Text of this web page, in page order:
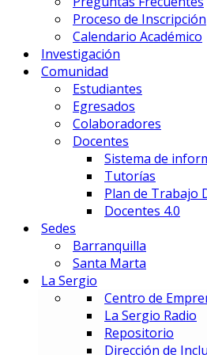
Postgrados
DIN –
Proceso de Inscripción
Calendario Académico
Investigación
Comunidad
Estudiantes
Egresados
Colaboradores
Docentes
Sistema de
Tutorías
Plan de Trabajo
Docentes 4.0
Sedes
Barranquilla
Santa Marta
La Sergio
Centro de
La Sergio Radio
Repositorio
Dirección de